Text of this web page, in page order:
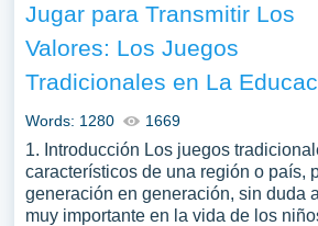
Jugar para Transmitir Los
Valores: Los Juegos
Tradicionales en La
Words: 1280 1669
1. Introducción Los juegos
característicos de una región o país,
generación en generación, sin duda
muy importante en la vida de los